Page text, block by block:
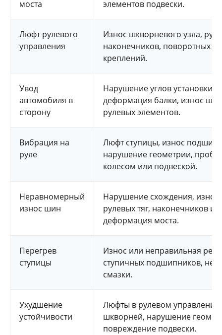
моста элементов подвески.
Люфт рулевого
управления
Износ шкворневого узла,
наконечников, поворотных
креплений.
Увод
автомобиля в
сторону
Нарушение углов установки
деформация балки, износ
рулевых элементов.
Вибрация на
руле
Люфт ступицы, износ
нарушение геометрии,
колесом или подвеской.
Неравномерный
износ шин
Нарушение схождения,
рулевых тяг, наконечников
деформация моста.
Перегрев
ступицы
Износ или неправильная
ступичных подшипников,
смазки.
Ухудшение
устойчивости
Люфты в рулевом
шкворней, нарушение
повреждение подвески.